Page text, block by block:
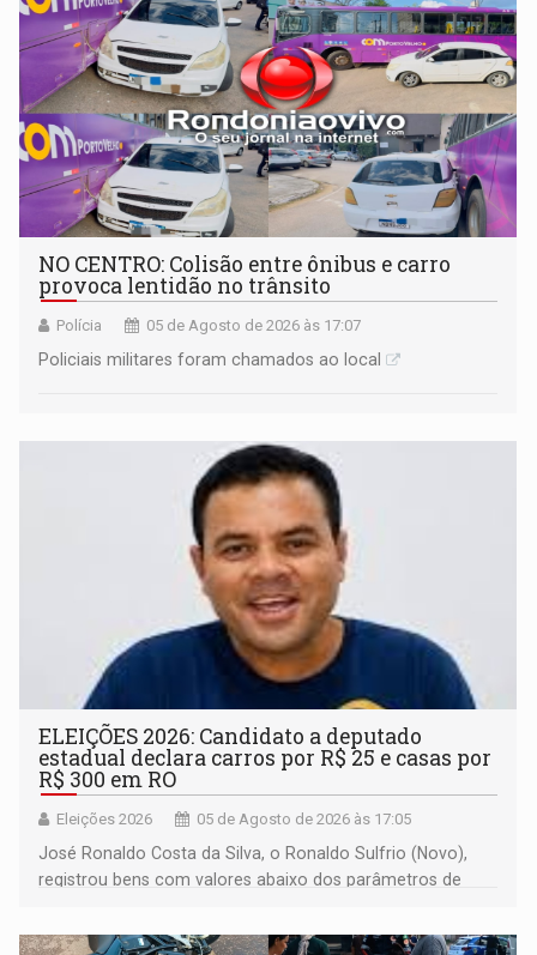
NO CENTRO: Colisão entre ônibus e carro
provoca lentidão no trânsito
Polícia 05 de Agosto de 2026 às 17:07
Policiais militares foram chamados ao local
ELEIÇÕES 2026: Candidato a deputado
estadual declara carros por R$ 25 e casas por
R$ 300 em RO
Eleições 2026 05 de Agosto de 2026 às 17:05
José Ronaldo Costa da Silva, o Ronaldo Sulfrio (Novo),
registrou bens com valores abaixo dos parâmetros de
milhões